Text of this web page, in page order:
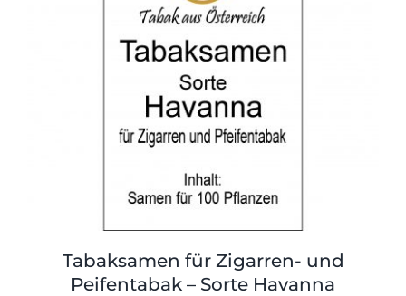
Tabaksamen für Zigarren- und
Peifentabak – Sorte Havanna